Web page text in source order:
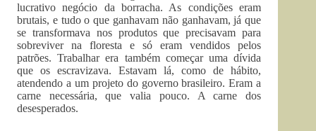
lucrativo negócio da borracha. As condições eram
brutais, e tudo o que ganhavam não ganhavam, já que
se transformava nos produtos que precisavam para
sobreviver na floresta e só eram vendidos pelos
patrões. Trabalhar era também começar uma dívida
que os escravizava. Estavam lá, como de hábito,
atendendo a um projeto do governo brasileiro. Eram a
carne necessária, que valia pouco. A carne dos
desesperados.